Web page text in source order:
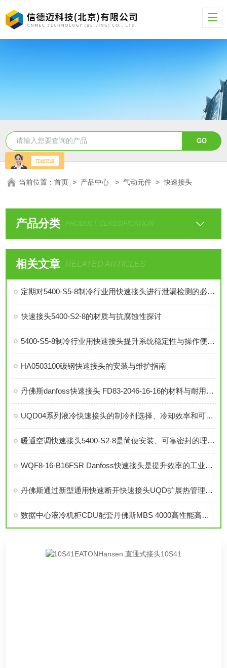
当前位置：首页 > 产品中心 >气动元件 >快速接头
产品分类 PRODUCT CLASSIFICATION
相关文章 RELATED ARTICLES
定期对5400-S5-8制冷行业用快速接头进行泄漏检测的必要性与操作方法
快速接头5400-S2-8的材质与抗腐蚀性探讨
5400-S5-8制冷行业用快速接头提升系统稳定性与操作便捷性
HA0503100碳钢快速接头的安装与维护指南
丹佛斯danfoss快速接头 FD83-2046-16-16的材料与耐用性分析
UQD04系列液冷快速接头的制冷剂选择、冷却效率和可靠性分析
暖通空调快速接头5400-S2-8是简便安装、可靠密封的理想选择
WQF8-16-B16FSR Danfoss快速接头是提升效率的工业连接解决方案
丹佛斯通过新型通用快速断开快速接头UQD扩展热管理产品组合
数据中心液冷机柜CDU配套丹佛斯MBS 4000高性能高精度压力传感器